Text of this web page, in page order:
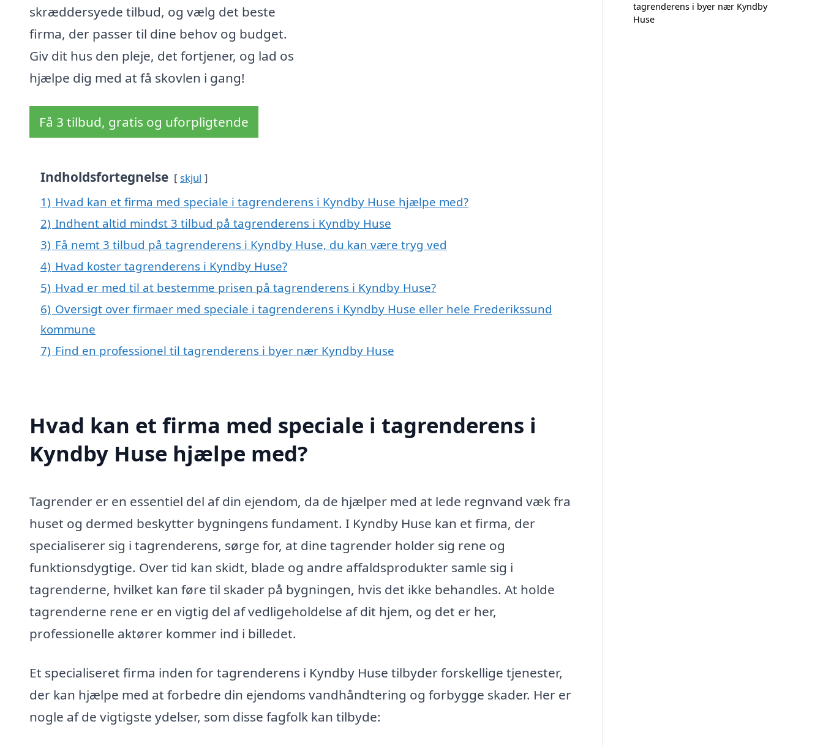
skræddersyede tilbud, og vælg det beste
firma, der passer til dine behov og budget.
Giv dit hus den pleje, det fortjener, og lad os
hjælpe dig med at få skovlen i gang!
Få 3 tilbud, gratis og uforpligtende
Indholdsfortegnelse skjul
1) Hvad kan et firma med speciale i tagrenderens i Kyndby Huse hjælpe med?
2) Indhent altid mindst 3 tilbud på tagrenderens i Kyndby Huse
3) Få nemt 3 tilbud på tagrenderens i Kyndby Huse, du kan være tryg ved
4) Hvad koster tagrenderens i Kyndby Huse?
5) Hvad er med til at bestemme prisen på tagrenderens i Kyndby Huse?
6) Oversigt over firmaer med speciale i tagrenderens i Kyndby Huse eller hele Frederikssund
kommune
7) Find en professionel til tagrenderens i byer nær Kyndby Huse
Hvad kan et firma med speciale i tagrenderens i
Kyndby Huse hjælpe med?
Tagrender er en essentiel del af din ejendom, da de hjælper med at lede regnvand væk fra
huset og dermed beskytter bygningens fundament. I Kyndby Huse kan et firma, der
specialiserer sig i tagrenderens, sørge for, at dine tagrender holder sig rene og
funktionsdygtige. Over tid kan skidt, blade og andre affaldsprodukter samle sig i
tagrenderne, hvilket kan føre til skader på bygningen, hvis det ikke behandles. At holde
tagrenderne rene er en vigtig del af vedligeholdelse af dit hjem, og det er her,
professionelle aktører kommer ind i billedet.
Et specialiseret firma inden for tagrenderens i Kyndby Huse tilbyder forskellige tjenester,
der kan hjælpe med at forbedre din ejendoms vandhåndtering og forbygge skader. Her er
nogle af de vigtigste ydelser, som disse fagfolk kan tilbyde:
tagrenderens i byer nær Kyndby
Huse